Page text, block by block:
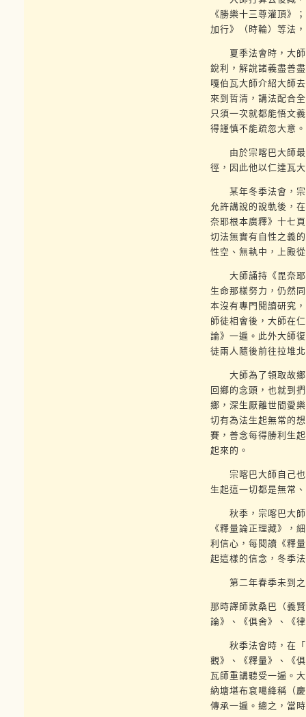
《勝樂十三尊灌頂》
加行》（時輪）等法
夏季法會時，大師
銳利，解說諸義盡善
嘎伯瓦大師介紹大師
來到哲清，講法配合
只須一次就都能悟文
得謹慎不能疏忽大意
由於宗喀巴大師最
徑，因此他以仁達瓦
某年冬季法會，宗
允許講說的說軌後，
奈耶根本廣釋》十七
切法無實有自性之義
性空、無執中，上殿
大師誦持《毘奈耶
生命那樣努力，仍然
本沒有專門閱讀研究
師徒相會後，大師在
論》一遍。此外大師
徒兩人隨後前往拉堆
大師為了領取故鄉
回鄉的念頭，也就到
鄉，深生厭離世間愛
切有為法生起無常的
賽，善念每得勝利生
起來的。
宗喀巴大師自己也
生起這一切都是無常
秋季，宗喀巴大師
《釋量論正理藏》，
利信心，每閱讀《釋
起這樣的信念，冬季
第二年春季未到之
那時譯師敦桑巴（義
論》、《俱舍》、《
秋季法會時，在「
觀》、《釋量》、《
瓦師重講聽受一遍。
納塘堪布袞噶絳稱（
傳承一遍。總之，當